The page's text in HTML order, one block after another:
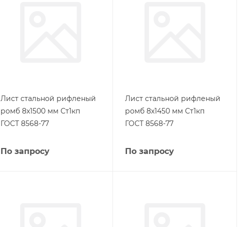
Лист стальной рифленый
ромб 8х1500 мм Ст1кп
ГОСТ 8568-77
По запросу
Лист стальной рифленый
ромб 8х1450 мм Ст1кп
ГОСТ 8568-77
По запросу